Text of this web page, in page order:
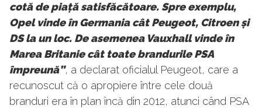
cotă de piață satisfăcătoare. Spre exemplu,
Opel vinde în Germania cât Peugeot, Citroen și
DS la un loc. De asemenea Vauxhall vinde în
Marea Britanie cât toate brandurile PSA
împreună”, a declarat oficialul Peugeot, care a
recunoscut că o apropiere între cele două
branduri era în plan încă din 2012, atunci când PSA